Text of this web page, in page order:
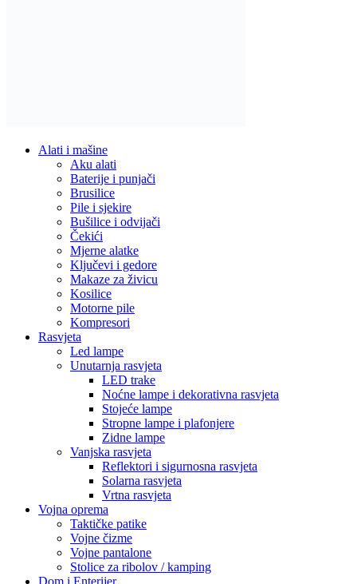
Alati i mašine
Aku alati
Baterije i punjači
Brusilice
Pile i sjekire
Bušilice i odvijači
Čekići
Mjerne alatke
Ključevi i gedore
Makaze za živicu
Kosilice
Motorne pile
Kompresori
Rasvjeta
Led lampe
Unutarnja rasvjeta
LED trake
Noćne lampe i dekorativna rasvjeta
Stojeće lampe
Stropne lampe i plafonjere
Zidne lampe
Vanjska rasvjeta
Reflektori i sigurnosna rasvjeta
Solarna rasvjeta
Vrtna rasvjeta
Vojna oprema
Taktičke patike
Vojne čizme
Vojne pantalone
Stolice za ribolov / kamping
Dom i Enterijer